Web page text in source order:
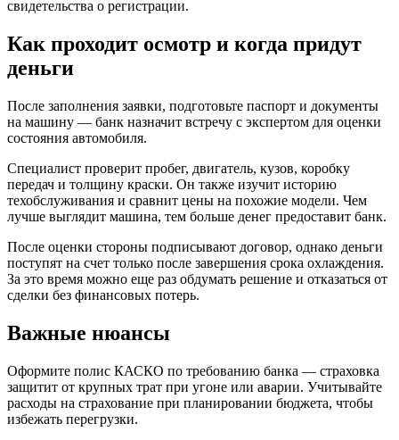
свидетельства о регистрации.
Как проходит осмотр и когда придут
деньги
После заполнения заявки, подготовьте паспорт и документы
на машину — банк назначит встречу с экспертом для оценки
состояния автомобиля.
Специалист проверит пробег, двигатель, кузов, коробку
передач и толщину краски. Он также изучит историю
техобслуживания и сравнит цены на похожие модели. Чем
лучше выглядит машина, тем больше денег предоставит банк.
После оценки стороны подписывают договор, однако деньги
поступят на счет только после завершения срока охлаждения.
За это время можно еще раз обдумать решение и отказаться от
сделки без финансовых потерь.
Важные нюансы
Оформите полис КАСКО по требованию банка — страховка
защитит от крупных трат при угоне или аварии. Учитывайте
расходы на страхование при планировании бюджета, чтобы
избежать перегрузки.